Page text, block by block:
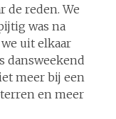
de reden. We
was na
uit elkaar
dansweekend
meer bij een
en meer